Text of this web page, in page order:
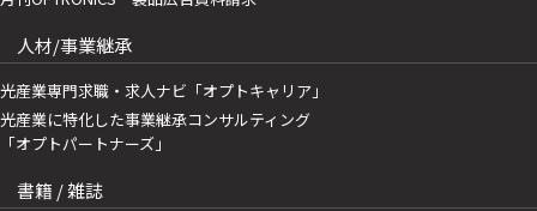
人材/事業継承
光産業専門求職・求人ナビ「オプトキャリア」
光産業に特化した事業継承コンサルティング
「オプトパートナーズ」
書籍 / 雑誌